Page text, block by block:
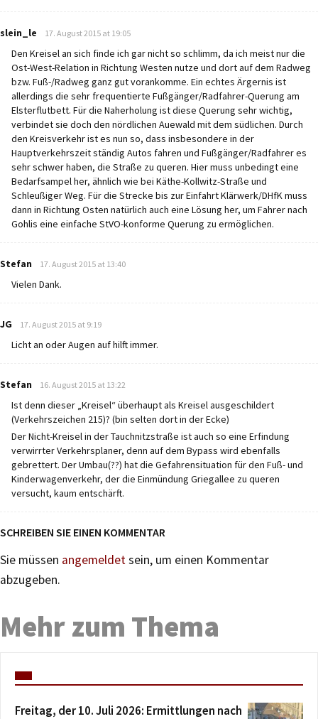
slein_le says:
17. August 2015 at 19:05
Den Kreisel an sich finde ich gar nicht so schlimm, da ich meist nur die
Ost-West-Relation in Richtung Westen nutze und dort auf dem Radweg
bzw. Fuß-/Radweg ganz gut vorankomme. Ein echtes Ärgernis ist
allerdings die sehr frequentierte Fußgänger/Radfahrer-Querung am
Elsterflutbett. Für die Naherholung ist diese Querung sehr wichtig,
verbindet sie doch den nördlichen Auewald mit dem südlichen. Durch
den Kreisverkehr ist es nun so, dass insbesondere in der
Hauptverkehrszeit ständig Autos fahren und Fußgänger/Radfahrer es
sehr schwer haben, die Straße zu queren. Hier muss unbedingt eine
Bedarfsampel her, ähnlich wie bei Käthe-Kollwitz-Straße und
Schleußiger Weg. Für die Strecke bis zur Einfahrt Klärwerk/DHfK muss
dann in Richtung Osten natürlich auch eine Lösung her, um Fahrer nach
Gohlis eine einfache StVO-konforme Querung zu ermöglichen.
Stefan says:
17. August 2015 at 13:40
Vielen Dank.
JG says:
17. August 2015 at 9:19
Licht an oder Augen auf hilft immer.
Stefan says:
16. August 2015 at 13:22
Ist denn dieser „Kreisel“ überhaupt als Kreisel ausgeschildert
(Verkehrszeichen 215)? (bin selten dort in der Ecke)
Der Nicht-Kreisel in der Tauchnitzstraße ist auch so eine Erfindung
verwirrter Verkehrsplaner, denn auf dem Bypass wird ebenfalls
gebrettert. Der Umbau(??) hat die Gefahrensituation für den Fuß- und
Kinderwagenverkehr, der die Einmündung Griegallee zu queren
versucht, kaum entschärft.
SCHREIBEN SIE EINEN KOMMENTAR
Sie müssen angemeldetsein, um einen Kommentar
abzugeben.
Mehr zum Thema
Freitag, der 10. Juli 2026: Ermittlungen nach